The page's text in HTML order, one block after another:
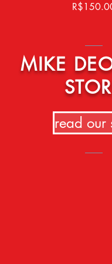
가격
MIKE
read our